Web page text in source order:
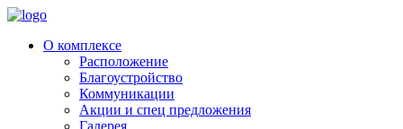
О комплексе
Расположение
Благоустройство
Коммуникации
Акции и спец предложения
Галерея